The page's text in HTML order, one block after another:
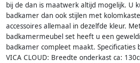
bij de dan is maatwerk altijd mogelijk. U
badkamer dan ook stijlen met
accessoires allemaal in dezelfde kleur.
badkamermeubel set heeft u een
badkamer compleet maakt. Specificaties
VICA CLOUD: Breedte onderkast ca: